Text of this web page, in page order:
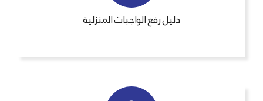
دليل رفع الواجبات المنزلية